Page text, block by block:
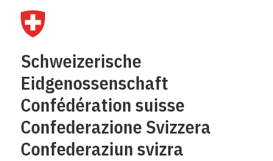
Schweizerische
Eidgenossenschaft
Confédération suisse
Confederazione Svizzera
Confederaziun svizra